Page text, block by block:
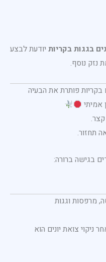
בגגות בקריות יודעת לבצע
נזק נוסף.
בקריות פותרת את הבעיה
אמיתי
תחזור.
בגישה ברורה:
מרפסות וגגות
ניקוי צואת יונים הוא